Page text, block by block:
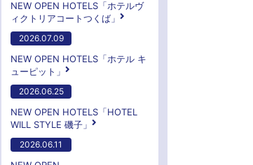
NEW OPEN HOTELS「ホテルヴ
ィクトリアコートつくば」
2026.07.09
NEW OPEN HOTELS「ホテル キ
ューピット」
2026.06.25
NEW OPEN HOTELS「HOTEL
WILL STYLE 磯子」
2026.06.11